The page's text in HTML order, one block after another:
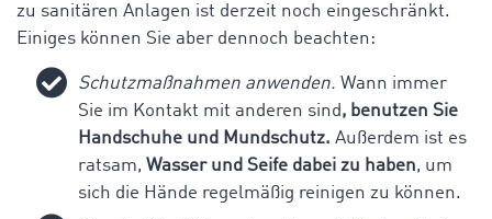
zu sanitären Anlagen ist derzeit noch eingeschränkt.
Einiges können Sie aber dennoch beachten:
Schutzmaßnahmen anwenden. Wann immer
Sie im Kontakt mit anderen sind, benutzen Sie
Handschuhe und Mundschutz. Außerdem ist es
ratsam, Wasser und Seife dabei zu haben, um
sich die Hände regelmäßig reinigen zu können.